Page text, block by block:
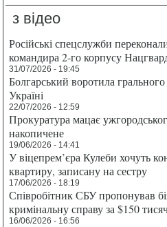
з відео
Російські спецслужби
командира 2-го корпусу
31/07/2026 - 19:45
Болгарський воротила грального
Україні
22/07/2026 - 12:59
Прокуратура мацає
накопичене
19/06/2026 - 14:41
У віцепрем’єра Кулеби хочуть
квартиру, записану на сестру
17/06/2026 - 18:19
Співробітник СБУ пропонував
кримінальну справу за $150
16/06/2026 - 16:56